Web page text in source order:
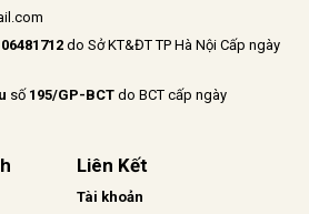
do Sở KT&ĐT TP Hà Nội Cấp ngày
số 195/GP-BCT do BCT cấp ngày
Liên Kết
Tài khoản